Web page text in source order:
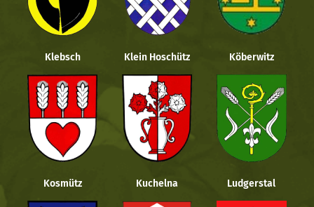
Klebsch Klein Hoschütz Köberwitz
Kosmütz Kuchelna Ludgerstal